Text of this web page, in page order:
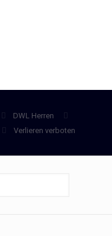
DWL Herren
Verlieren verboten